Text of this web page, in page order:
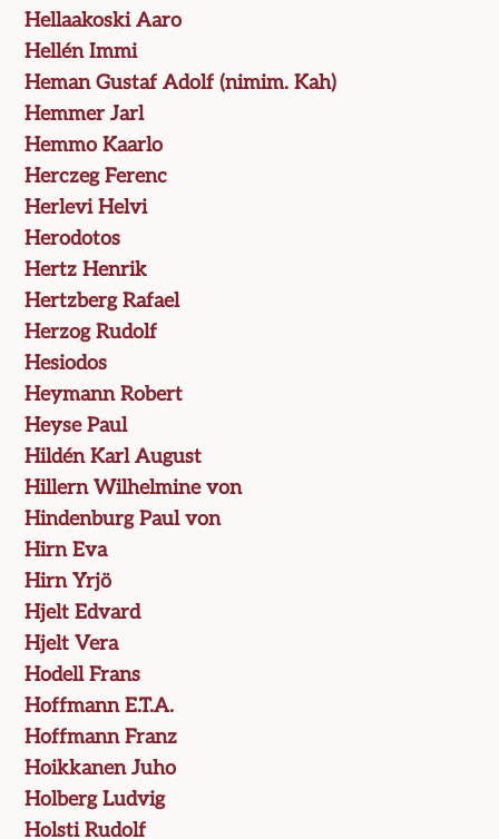
Hellaakoski Aaro
Hellén Immi
Heman Gustaf Adolf (nimim. Kah)
Hemmer Jarl
Hemmo Kaarlo
Herczeg Ferenc
Herlevi Helvi
Herodotos
Hertz Henrik
Hertzberg Rafael
Herzog Rudolf
Hesiodos
Heymann Robert
Heyse Paul
Hildén Karl August
Hillern Wilhelmine von
Hindenburg Paul von
Hirn Eva
Hirn Yrjö
Hjelt Edvard
Hjelt Vera
Hodell Frans
Hoffmann E.T.A.
Hoffmann Franz
Hoikkanen Juho
Holberg Ludvig
Holsti Rudolf